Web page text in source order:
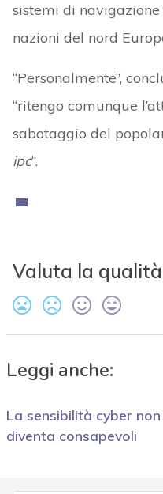
sistemi di
nazioni del nord
“Personalmente”,
“ritengo comunque
sabotaggio del
ipc“.
Valuta la
Leggi anche:
La sensibilità cyber
diventa consapevoli